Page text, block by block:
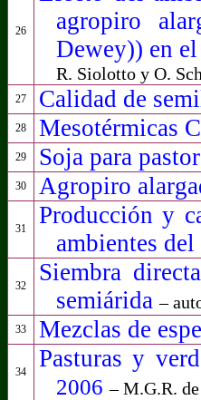
26
agropiro
Dewey)) en
R. Siolotto y O.
27 Calidad de
28 Mesotérmicas
29 Soja para
30 Agropiro
31
Producción y
ambientes del
32
Siembra
semiárida–
33 Mezclas de
34 Pasturas y
2006 – M.G.R.